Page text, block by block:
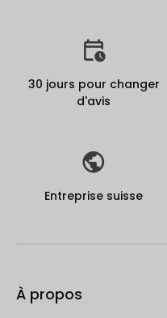
30 jours pour changer
d'avis
Entreprise suisse
À propos